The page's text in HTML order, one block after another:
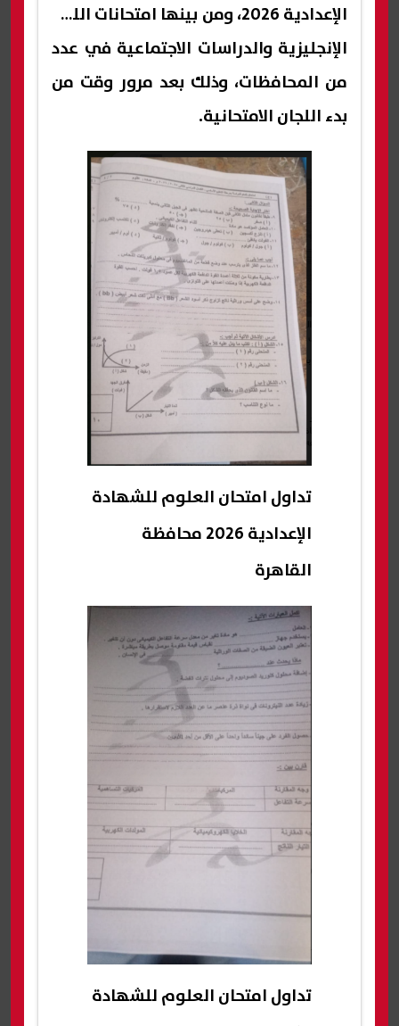
الإعدادية 2026، ومن بينها امتحانات اللغة
الإنجليزية والدراسات الاجتماعية في عدد
من المحافظات، وذلك بعد مرور وقت من
بدء اللجان الامتحانية.
تداول امتحان العلوم للشهادة
الإعدادية 2026 محافظة
القاهرة
تداول امتحان العلوم للشهادة